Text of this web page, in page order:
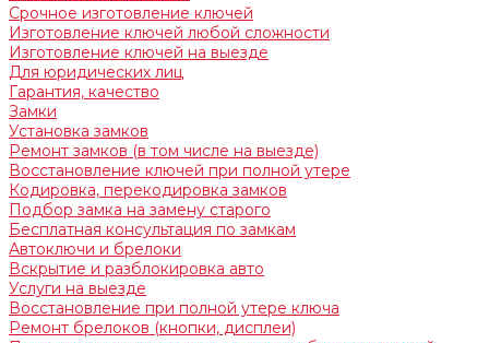
Срочное изготовление ключей
Изготовление ключей любой сложности
Изготовление ключей на выезде
Для юридических лиц
Гарантия, качество
Замки
Установка замков
Ремонт замков (в том числе на выезде)
Восстановление ключей при полной утере
Кодировка, перекодировка замков
Подбор замка на замену старого
Бесплатная консультация по замкам
Автоключи и брелоки
Вскрытие и разблокировка авто
Услуги на выезде
Восстановление при полной утере ключа
Ремонт брелоков (кнопки, дисплеи)